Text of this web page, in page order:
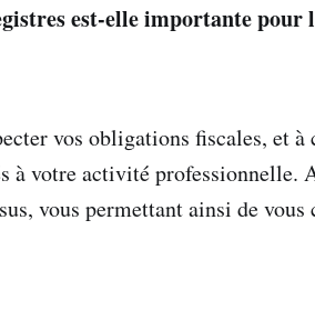
est-elle importante pour
vos obligations fiscales, et à
à votre activité professionnelle.
vous permettant ainsi de vous